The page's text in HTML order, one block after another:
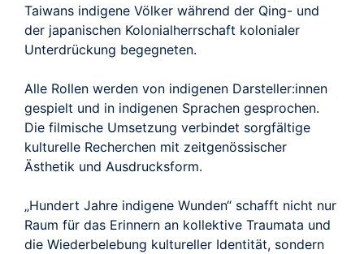
Taiwans indigene Völker während der Qing- und
der japanischen Kolonialherrschaft kolonialer
Unterdrückung begegneten.
Alle Rollen werden von indigenen Darsteller:innen
gespielt und in indigenen Sprachen gesprochen.
Die filmische Umsetzung verbindet sorgfältige
kulturelle Recherchen mit zeitgenössischer
Ästhetik und Ausdrucksform.
„Hundert Jahre indigene Wunden“ schafft nicht nur
Raum für das Erinnern an kollektive Traumata und
die Wiederbelebung kultureller Identität, sondern